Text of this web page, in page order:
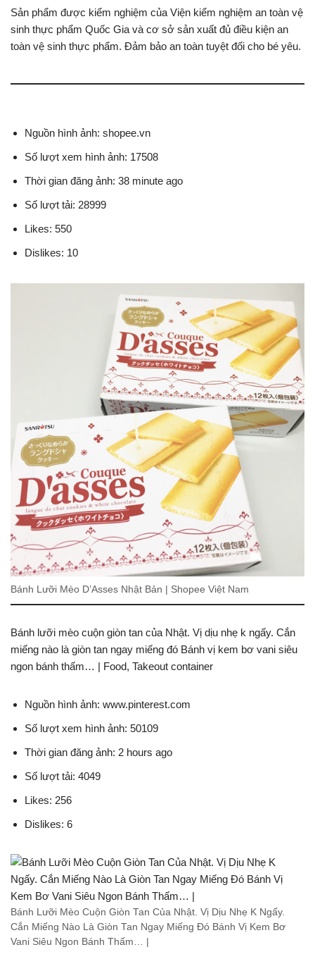
Sản phẩm được kiểm nghiệm của Viện kiểm nghiệm an toàn vệ
sinh thực phẩm Quốc Gia và cơ sở sản xuất đủ điều kiện an
toàn vệ sinh thực phẩm. Đảm bảo an toàn tuyệt đối cho bé yêu.
Nguồn hình ảnh: shopee.vn
Số lượt xem hình ảnh: 17508
Thời gian đăng ảnh: 38 minute ago
Số lượt tải: 28999
Likes: 550
Dislikes: 10
Bánh Lưỡi Mèo D’Asses Nhật Bản | Shopee Việt Nam
Bánh lưỡi mèo cuộn giòn tan của Nhật. Vị dịu nhẹ k ngấy. Cắn
miếng nào là giòn tan ngay miếng đó Bánh vị kem bơ vani siêu
ngon bánh thấm… | Food, Takeout container
Nguồn hình ảnh: www.pinterest.com
Số lượt xem hình ảnh: 50109
Thời gian đăng ảnh: 2 hours ago
Số lượt tải: 4049
Likes: 256
Dislikes: 6
Bánh Lưỡi Mèo Cuộn Giòn Tan Của Nhật. Vị Dịu Nhẹ K Ngấy.
Cắn Miếng Nào Là Giòn Tan Ngay Miếng Đó Bánh Vị Kem Bơ
Vani Siêu Ngon Bánh Thấm… |